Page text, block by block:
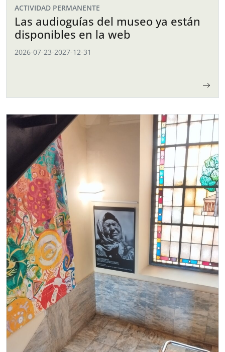
ACTIVIDAD PERMANENTE
Las audioguías del museo ya están
disponibles en la web
2026-07-23-2027-12-31